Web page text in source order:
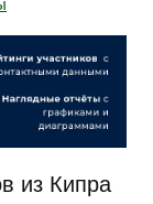
из Кипра